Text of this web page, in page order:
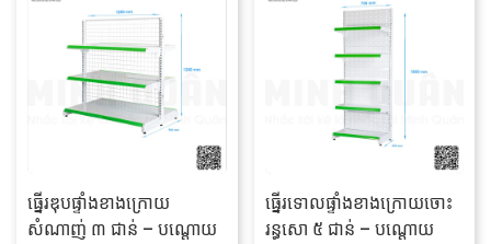
ធ្នើរឌុបផ្ទាំងខាងក្រោយ
សំណាញ់ ៣ ជាន់ – បណ្តោយ
ធ្នើរទោលផ្ទាំងខាងក្រោយចោះ
រន្ធសោ ៥ ជាន់ – បណ្តោយ